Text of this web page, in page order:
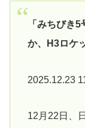
「みちびき
か、H3ロケ
2025.12.23
12月22日、